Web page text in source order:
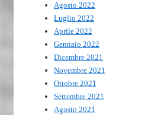
Agosto 2022
Luglio 2022
Aprile 2022
Gennaio 2022
Dicembre 2021
Novembre 2021
Ottobre 2021
Settembre 2021
Agosto 2021